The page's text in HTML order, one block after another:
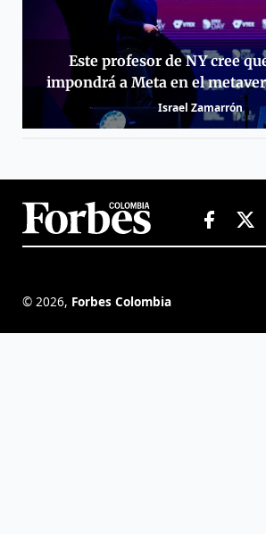
Este profesor de NY cree
impondrá a Meta en el
Israel Zamarrón
© 2026, Forbes Colombia